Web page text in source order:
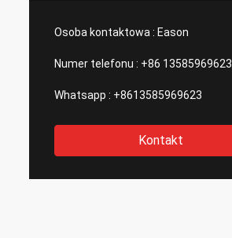
Osoba kontaktowa : Eason
Numer telefonu : +86 13585969623
Whatsapp : +8613585969623
Kontakt